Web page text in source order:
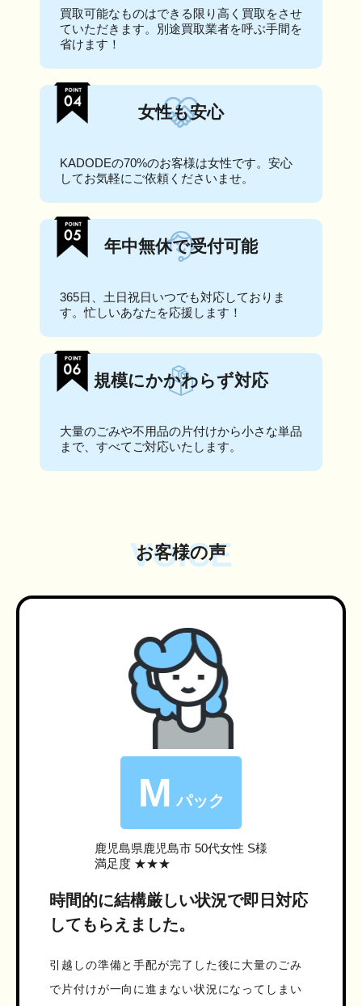
買取可能なものはできる限り高く買取をさせ
ていただきます。別途買取業者を呼ぶ手間を
省けます！
女性も安心
KADODEの70%のお客様は女性です。安心
してお気軽にご依頼くださいませ。
年中無休で受付可能
365日、土日祝日いつでも対応しておりま
す。忙しいあなたを応援します！
規模にかかわらず対応
大量のごみや不用品の片付けから小さな単品
まで、すべてご対応いたします。
VOICE
お客様の声
M パック
鹿児島県鹿児島市 50代女性 S様
満足度 ★★★
時間的に結構厳しい状況で即日対応
してもらえました。
引越しの準備と手配が完了した後に大量のごみ
で片付けが一向に進まない状況になってしまい